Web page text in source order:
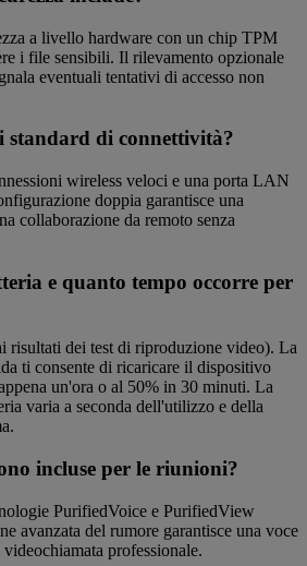
a livello hardware con un chip TPM
i file sensibili. Il rilevamento opzionale
eventuali tentativi di accesso non
standard di connettività?
wireless veloci e una porta LAN
doppia garantisce una
collaborazione da remoto senza
e quanto tempo occorre per
risultati dei test di riproduzione video). La
ti consente di ricaricare il dispositivo
un'ora o al 50% in 30 minuti. La
varia a seconda dell'utilizzo e della
incluse per le riunioni?
PurifiedVoice e PurifiedView
avanzata del rumore garantisce una voce
professionale.